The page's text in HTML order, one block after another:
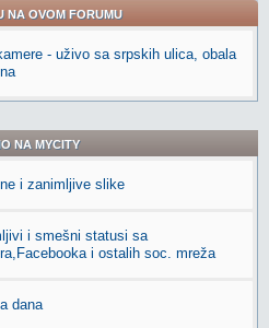
NA OVOM FORUMU
- uživo sa srpskih ulica, obala
NA MYCITY
i zanimljive slike
i smešni statusi sa
i ostalih soc. mreža
dana